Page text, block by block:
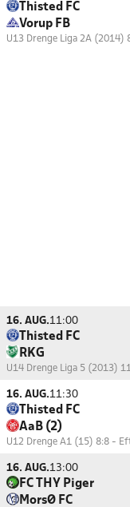
Thisted FC
Vorup FB
U13 Drenge Liga 2A (2014)
16. AUG.11:00
Thisted FC
RKG
U14 Drenge Liga 5 (2013)
16. AUG.11:30
Thisted FC
AaB (2)
U12 Drenge A1 (15) 8:8 -
16. AUG.13:00
FC THY Piger
MorsØ FC